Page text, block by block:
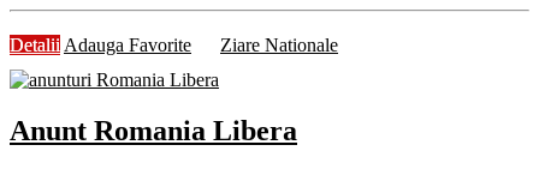
Detalii Adauga Favorite Ziare Nationale
Anunt Romania Libera